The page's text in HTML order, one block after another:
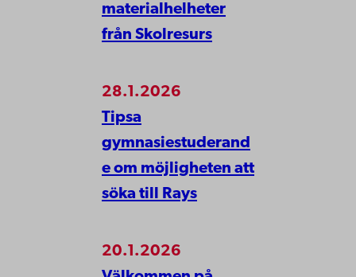
materialhelheter
från Skolresurs
28.1.2026
Tipsa
gymnasiestuderand
e om möjligheten att
söka till Rays
20.1.2026